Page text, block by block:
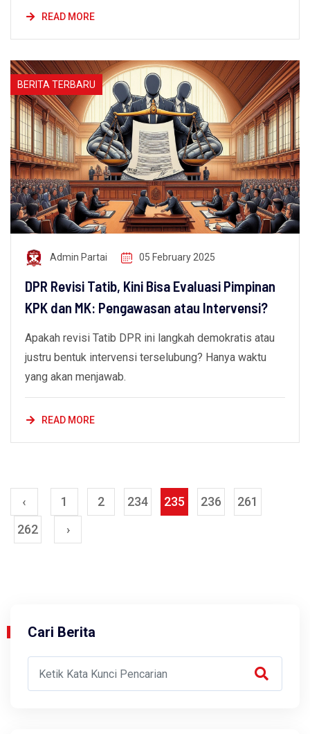
READ MORE
BERITA TERBARU
Admin Partai 05 February 2025
DPR Revisi Tatib, Kini Bisa Evaluasi Pimpinan
KPK dan MK: Pengawasan atau Intervensi?
Apakah revisi Tatib DPR ini langkah demokratis atau
justru bentuk intervensi terselubung? Hanya waktu
yang akan menjawab.
READ MORE
‹ 1 2 234 235 236
261
262
›
Cari Berita